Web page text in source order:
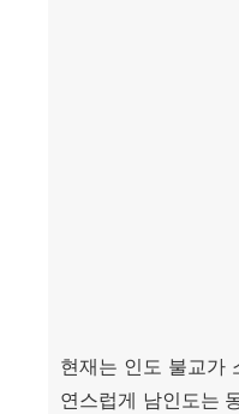
현재는 인도 불교가
연스럽게 남인도는